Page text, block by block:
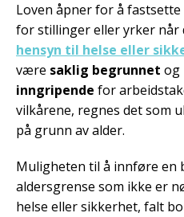
Loven åpner for å
for stillinger eller yrker når
hensyn til helse eller
være saklig begrunnet og
inngripende for
vilkårene, regnes det som
på grunn av alder.
Muligheten til å innføre en
aldersgrense som ikke er
helse eller sikkerhet, falt